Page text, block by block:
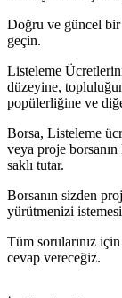
Doğru ve güncel
geçin.
Listeleme
düzeyine,
popülerliğine ve
Borsa, Listeleme
veya proje borsanın
saklı tutar.
Borsanın sizden
yürütmenizi
Tüm sorularınız
cevap vereceğiz.